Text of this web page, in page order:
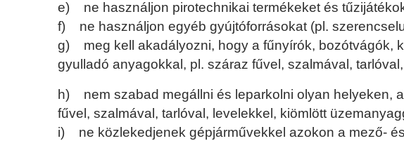
e) ne használjon pirotechnikai termékeket és
f) ne használjon egyéb gyújtóforrásokat (pl.
g) meg kell akadályozni, hogy a fűnyírók, bozótvágók,
gyulladó anyagokkal, pl. száraz fűvel, szalmával,
h) nem szabad megállni és leparkolni olyan helyeken,
fűvel, szalmával, tarlóval, levelekkel, kiömlött
i) ne közlekedjenek gépjárművekkel azokon a mező-